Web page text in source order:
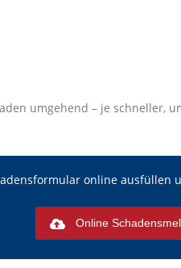
umgehend – je schneller,
online ausfüllen
Online